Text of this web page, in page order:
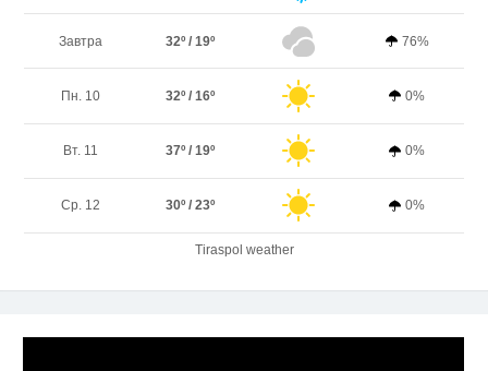
Завтра 32º / 19º 76%
Пн. 10 32º / 16º 0%
Вт. 11 37º / 19º 0%
Ср. 12 30º / 23º 0%
Tiraspol weather